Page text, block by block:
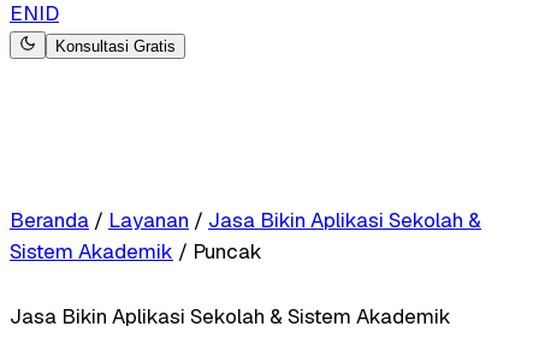
ENID
Konsultasi Gratis
Beranda / Layanan / Jasa Bikin Aplikasi Sekolah &
Sistem Akademik / Puncak
Jasa Bikin Aplikasi Sekolah & Sistem Akademik